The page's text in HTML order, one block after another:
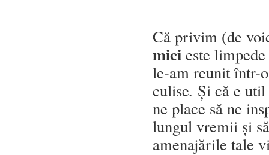
Că privim (de
mici este
le-am reunit într-
culise. Și că e
ne place să ne
lungul vremii și
amenajările tale